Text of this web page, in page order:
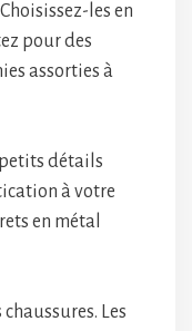
les en
pour des
assorties à
petits détails
à votre
en métal
Les